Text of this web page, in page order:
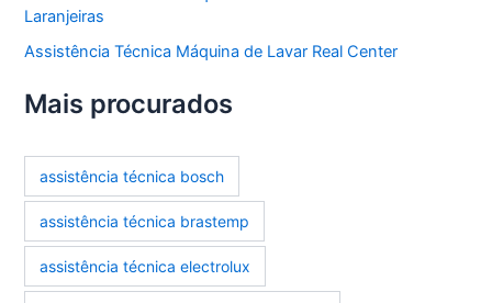
Laranjeiras
Assistência Técnica Máquina de Lavar Real Center
Mais procurados
assistência técnica bosch
assistência técnica brastemp
assistência técnica electrolux